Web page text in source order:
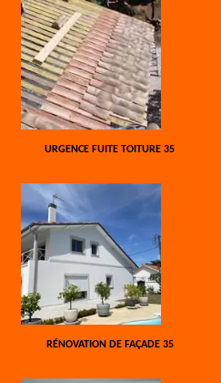
URGENCE FUITE TOITURE 35
RÉNOVATION DE FAÇADE 35